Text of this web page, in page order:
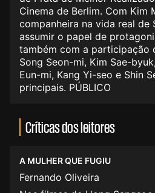
Cinema de Berlim. Com Kim
companheira na vida real de
assumir o papel de
também com a participação
Song Seon-mi, Kim Sae-
Eun-mi, Kang Yi-seo e Shin
principais. PÚBLICO
Críticas dos leitores
A MULHER QUE FUGIU
Fernando Oliveira